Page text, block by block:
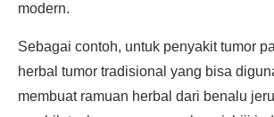
modern.
Sebagai contoh, untuk penyakit tumor
herbal tumor tradisional yang bisa
membuat ramuan herbal dari benalu